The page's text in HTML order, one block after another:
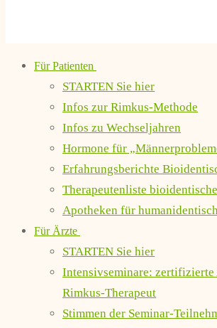
Für Patienten
STARTEN Sie hier
Infos zur Rimkus-Methode
Infos zu Wechseljahren
Hormone für
Erfahrungsberichte
Therapeutenliste
Apotheken für
Für Ärzte
STARTEN Sie hier
Intensivseminare:
Rimkus-Therapeut
Stimmen der Seminar-